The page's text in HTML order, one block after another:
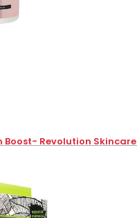
Boost- Revolution Skincare